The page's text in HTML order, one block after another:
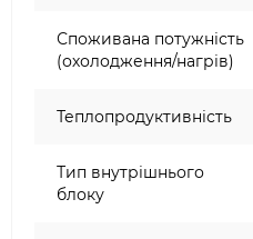
Споживана потужність
(охолодження/нагрів)
Теплопродуктивність
Тип внутрішнього
блоку